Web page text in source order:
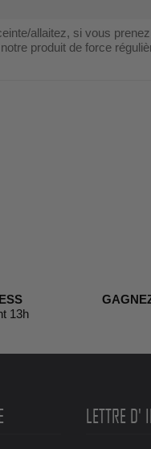
allaitez, si vous
produit de force
13h
LETTRE D'